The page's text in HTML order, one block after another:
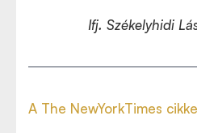
Ifj. Székelyhidi
A The NewYorkTimes